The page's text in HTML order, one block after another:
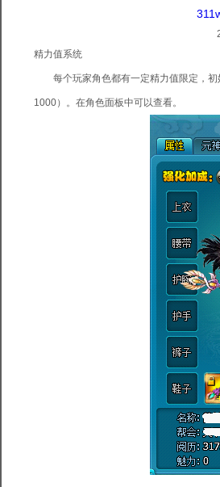
精力值系统
每个玩家角色都有一定精力值限定，初
1000）。在角色面板中可以查看。